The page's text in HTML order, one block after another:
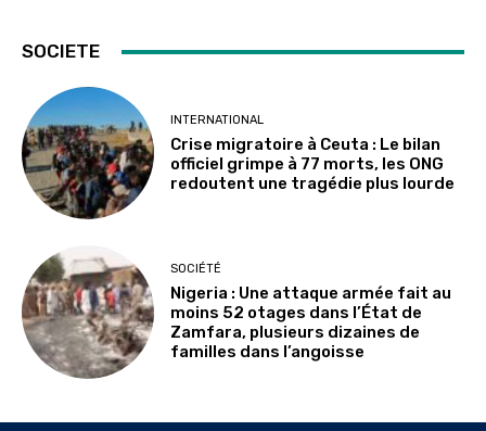
SOCIETE
INTERNATIONAL
Crise migratoire à Ceuta : Le bilan
officiel grimpe à 77 morts, les ONG
redoutent une tragédie plus lourde
SOCIÉTÉ
Nigeria : Une attaque armée fait au
moins 52 otages dans l’État de
Zamfara, plusieurs dizaines de
familles dans l’angoisse